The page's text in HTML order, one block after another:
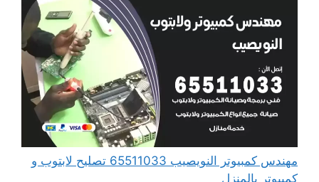
مهندس كمبيوتر النويصيب 65511033 تصليح لابتوب و
كمبيوتر بالمنزل